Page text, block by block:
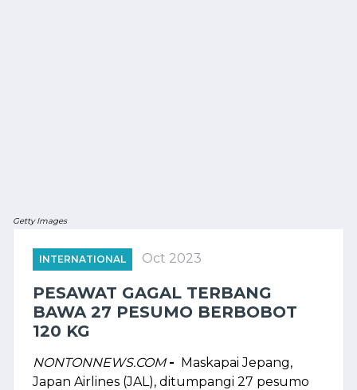
Getty Images
INTERNATIONAL Oct 2023
PESAWAT GAGAL TERBANG
BAWA 27 PESUMO BERBOBOT
120 KG
NONTONNEWS.COM - Maskapai Jepang,
Japan Airlines (JAL), ditumpangi 27 pesumo